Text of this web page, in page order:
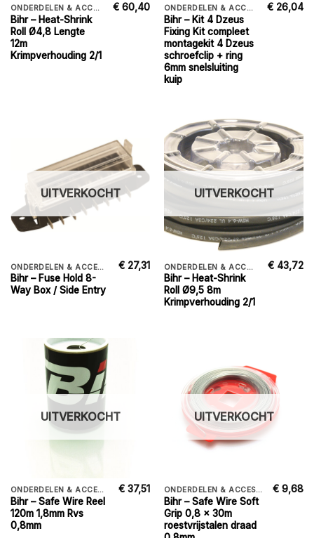
ONDERDELEN & ACCESSORIES
Bihr – Heat-Shrink
Roll Ø4,8 Lengte
12m
Krimpverhouding 2/1
€ 60,40 ONDERDELEN & ACCESSORIES
Bihr – Kit 4 Dzeus
Fixing Kit compleet
montagekit 4 Dzeus
schroefclip + ring
6mm snelsluiting
kuip
€ 26,04
UITVERKOCHT
ONDERDELEN & ACCESSORIES
Bihr – Fuse Hold 8-
Way Box / Side Entry
€ 27,31
UITVERKOCHT
ONDERDELEN & ACCESSORIES
Bihr – Heat-Shrink
Roll Ø9,5 8m
Krimpverhouding 2/1
€ 43,72
UITVERKOCHT
ONDERDELEN & ACCESSORIES
Bihr – Safe Wire Reel
120m 1,8mm Rvs
0,8mm
€ 37,51
UITVERKOCHT
ONDERDELEN & ACCESSORIES
Bihr – Safe Wire Soft
Grip 0,8 x 30m
roestvrijstalen draad
€ 9,68